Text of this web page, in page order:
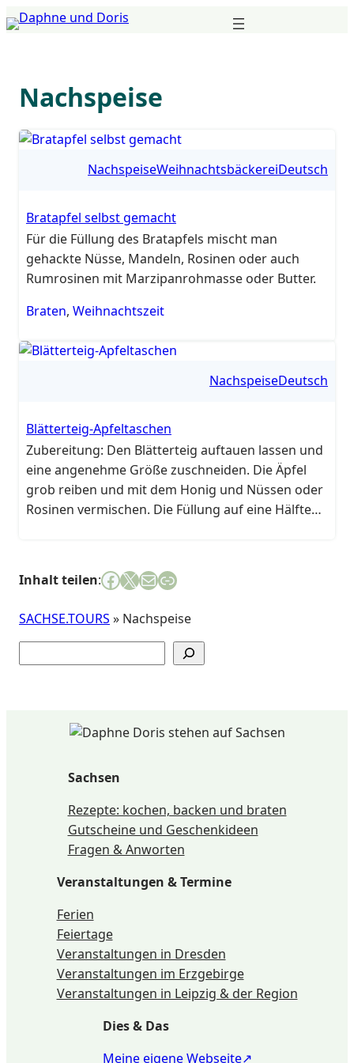
Zum
Inhalt
Nachspeise
NachspeiseWeihnachtsbäckereiDeutsch
Bratapfel selbst gemacht
Für die Füllung des Bratapfels mischt man
gehackte Nüsse, Mandeln, Rosinen oder auch
Rumrosinen mit Marzipanrohmasse oder Butter.
Braten, Weihnachtszeit
NachspeiseDeutsch
Blätterteig-Apfeltaschen
Zubereitung: Den Blätterteig auftauen lassen und
eine angenehme Größe zuschneiden. Die Äpfel
grob reiben und mit dem Honig und Nüssen oder
Rosinen vermischen. Die Füllung auf eine Hälfte
Inhalt teilen:Facebook
X E-Mail
Link
SACHSE.TOURS » Nachspeise
Sachsen
Rezepte: kochen, backen und braten
Gutscheine und Geschenkideen
Fragen & Anworten
Veranstaltungen & Termine
Ferien
Feiertage
Veranstaltungen in Dresden
Veranstaltungen im Erzgebirge
Veranstaltungen in Leipzig & der Region
Dies & Das
Meine eigene Webseite